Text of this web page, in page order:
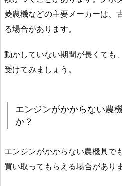
菱農機などの主要メーカーは、
る場合があります。
動かしていない期間が長くても
受けてみましょう。
エンジンがかからない農
か？
エンジンがかからない農機具で
買い取ってもらえる場合がありま